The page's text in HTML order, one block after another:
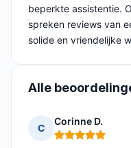
beperkte assistentie.
spreken reviews van
solide en vriendelijke
Alle
C
Corinne D.
Opmerking: 5